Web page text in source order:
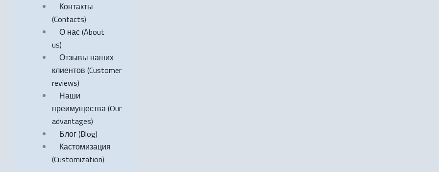
Контакты
(Contacts)
О нас (About
us)
Отзывы наших
клиентов (Customer
reviews)
Наши
преимущества (Our
advantages)
Блог (Blog)
Кастомизация
(Customization)